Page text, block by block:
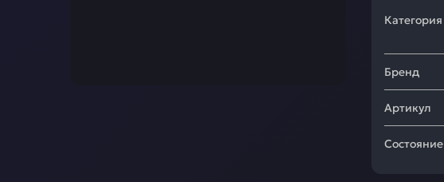
Категория
Бренд
Артикул
Состояние